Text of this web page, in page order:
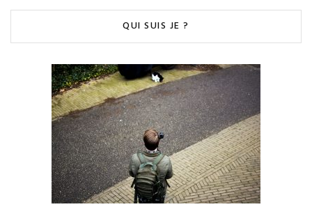
QUI SUIS JE ?